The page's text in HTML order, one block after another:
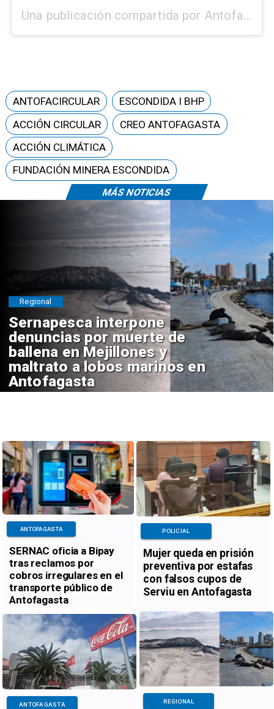
Una publicación compartida por Antofagasta TV (@antofagasta_tv)
MÁS NOTICIAS
ANTOFACIRCULAR
ESCONDIDA I BHP
ACCIÓN CIRCULAR
CREO ANTOFAGASTA
ACCIÓN CLIMÁTICA
FUNDACIÓN MINERA ESCONDIDA
Sernapesca interpone
denuncias por muerte de
ballena en Mejillones y
maltrato a lobos marinos en
Antofagasta
Regional
SERNAC oficia a Bipay
tras reclamos por
cobros irregulares en el
transporte público de
Antofagasta
ANTOFAGASTA
Mujer queda en prisión
preventiva por estafas
con falsos cupos de
Serviu en Antofagasta
POLICIAL
ANTOFAGASTA REGIONAL